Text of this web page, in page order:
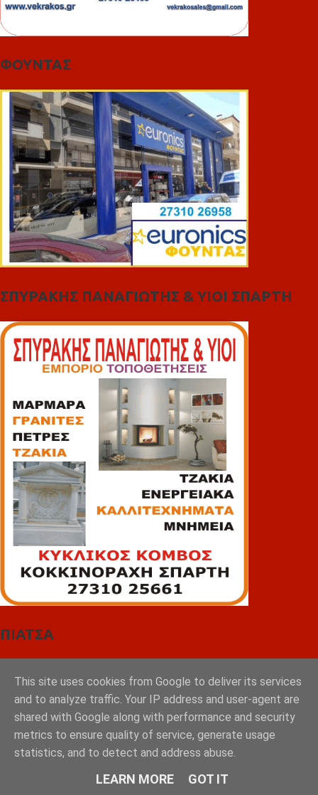
ΦΟΥΝΤΑΣ
ΣΠΥΡΑΚΗΣ ΠΑΝΑΓΙΩΤΗΣ & YIOI ΣΠΑΡΤΗ
ΠΙΑΤΣΑ
This site uses cookies from Google to deliver its services
and to analyze traffic. Your IP address and user-agent are
shared with Google along with performance and security
metrics to ensure quality of service, generate usage
statistics, and to detect and address abuse.
LEARN MORE GOT IT